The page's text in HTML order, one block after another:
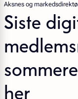
Aksnes og
Siste
her